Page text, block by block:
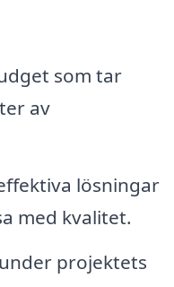
som tar
av
lösningar
med kvalitet.
projektets